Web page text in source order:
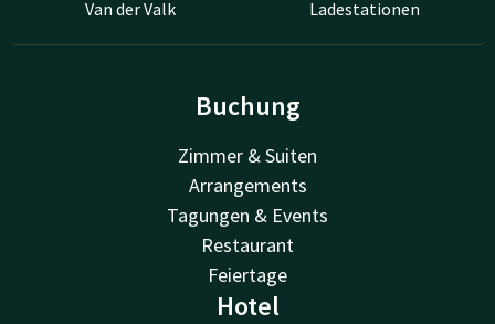
Van der Valk Ladestationen
Buchung
Zimmer & Suiten
Arrangements
Tagungen & Events
Restaurant
Feiertage
Hotel